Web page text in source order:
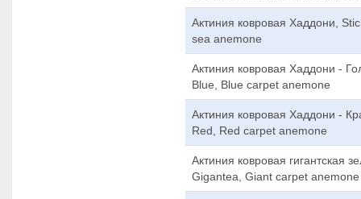
Актиния ковровая Хаддони,
sea anemone
Актиния ковровая Хаддони -
Blue, Blue carpet anemone
Актиния ковровая Хаддони -
Red, Red carpet anemone
Актиния ковровая гигантская
Gigantea, Giant carpet anemone